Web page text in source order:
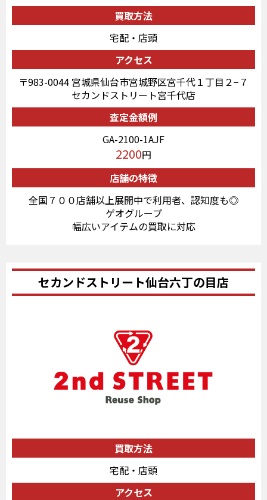
買取方法
宅配・店頭
アクセス
〒983-0044 宮城県仙台市宮城野区宮千代１丁目２−７
セカンドストリート宮千代店
査定金額例
GA-2100-1AJF
2200円
店舗の特徴
全国７００店舗以上展開中で利用者、認知度も◎
ゲオグループ
幅広いアイテムの買取に対応
セカンドストリート仙台六丁の目店
買取方法
宅配・店頭
アクセス